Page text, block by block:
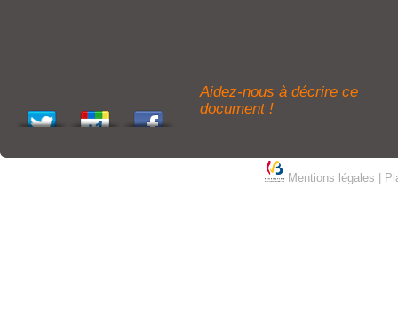
Aidez-nous à décrire ce
document !
Mentions légales